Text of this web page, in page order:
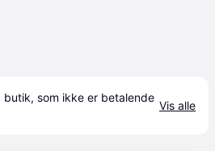
butik, som ikke er betalende
Vis alle